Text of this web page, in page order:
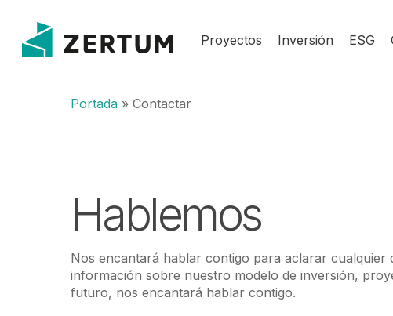
main
content
Proyectos Inversión ESG
Portada » Contactar
Hablemos
Nos encantará hablar contigo para aclarar cualquier
información sobre nuestro modelo de inversión,
futuro, nos encantará hablar contigo.